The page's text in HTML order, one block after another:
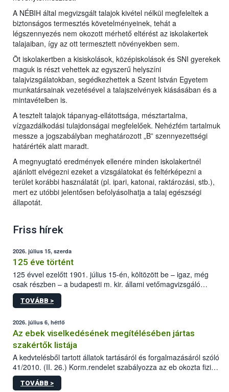
A NÉBIH által megvizsgált talajok kivétel nélkül megfeleltek a
biztonságos termesztés követelményeinek, tehát a
légszennyezés nem okozott mérhető eltérést az iskolakertek
talajaiban, így az ott termesztett növényekben sem.
Öt iskolakertben a kisiskolások, középiskolások és SNI gyerekek
maguk is részt vehettek az egyszerű helyszíni
talajvizsgálatokban, segédkezhettek a Szent István Egyetem
munkatársainak vezetésével a talajszelvények kiásásában és a
mintavételben is.
A tesztelt talajok tápanyag-ellátottsága, mésztartalma,
vízgazdálkodási tulajdonságai megfelelőek. Nehézfém tartalmuk
messze a jogszabályban meghatározott „B” szennyezettségi
határérték alatt maradt.
A megnyugtató eredmények ellenére minden iskolakertnél
ajánlott elvégezni ezeket a vizsgálatokat és feltérképezni a
terület korábbi használatát (pl. ipari, katonai, raktározási, stb.),
mert ez utóbbi jelentősen befolyásolhatja a talaj egészségi
állapotát.
Friss hírek
2026. július 15, szerda
125 éve történt
125 évvel ezelőtt 1901. július 15-én, költözött be – igaz, még
csak részben – a budapesti m. kir. állami vetőmagvizsgáló
állomás a Kis Rókus utca 15. szám alatti, Czigler Győző által
tervezett új épületébe.
TOVÁBB >
2026. július 6, hétfő
Az ebek viselkedésének megítélésében jártas
szakértők listája
A kedvtelésből tartott állatok tartásáról és forgalmazásáról szóló
41/2010. (II. 26.) Korm.rendelet szabályozza az eb okozta fizikai
sérülés, illetve ennek veszélye keletkezésekor felmerülő
hatósági feladatokat, valamint a veszélyes eb tartását és annak
TOVÁBB >